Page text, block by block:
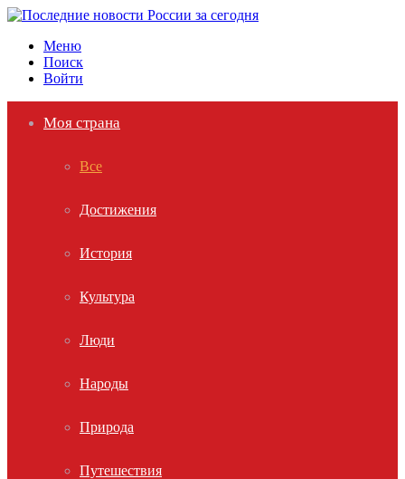
Меню
Поиск
Войти
Моя страна
Все
Достижения
История
Культура
Люди
Народы
Природа
Путешествия